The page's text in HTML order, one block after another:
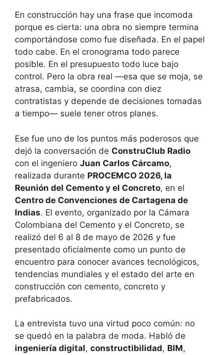
En construcción hay una frase que incomoda
porque es cierta: una obra no siempre termina
comportándose como fue diseñada. En el papel
todo cabe. En el cronograma todo parece
posible. En el presupuesto todo luce bajo
control. Pero la obra real —esa que se moja, se
atrasa, cambia, se coordina con diez
contratistas y depende de decisiones tomadas
a tiempo— suele tener otros planes.
Ese fue uno de los puntos más poderosos que
dejó la conversación de ConstruClub Radio
con el ingeniero Juan Carlos Cárcamo,
realizada durante PROCEMCO 2026, la
Reunión del Cemento y el Concreto, en el
Centro de Convenciones de Cartagena de
Indias. El evento, organizado por la Cámara
Colombiana del Cemento y el Concreto, se
realizó del 6 al 8 de mayo de 2026 y fue
presentado oficialmente como un punto de
encuentro para conocer avances tecnológicos,
tendencias mundiales y el estado del arte en
construcción con cemento, concreto y
prefabricados.
La entrevista tuvo una virtud poco común: no
se quedó en la palabra de moda. Habló de
ingeniería digital, constructibilidad, BIM,